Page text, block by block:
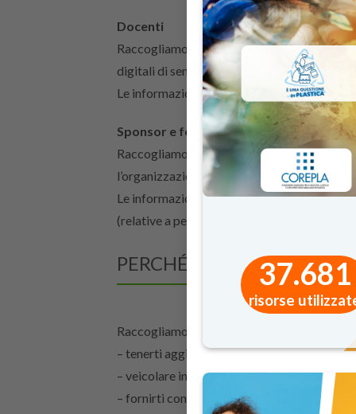
37.681
risorse
Docenti
Raccogliamo informazioni relative a
digitali di sensibilizzazione, percorsi di FSL
Le informazioni riguardano dettagli di
Sponsor e fornitori
Raccogliamo informazioni relative al ruolo
l’organizzazione appartiene.
Le informazioni riguardano dettagli di
(relative a persone giuridiche).
PERCHÉ RACCOGLIAMO
Raccogliamo tali informazioni per le
– tenerti aggiornato su nuovi percorsi
– veicolare inviti di carattere gratuito per
– fornirti contenuti di interesse per il tuo